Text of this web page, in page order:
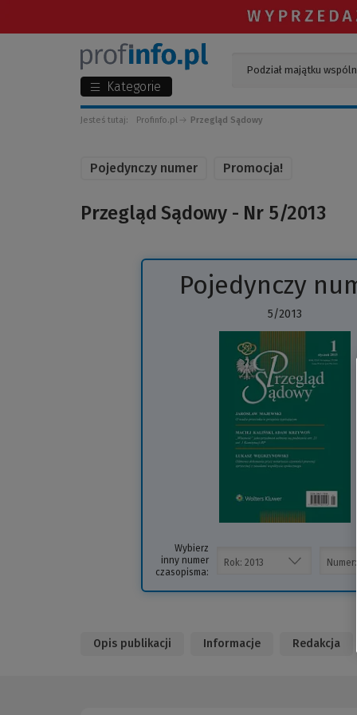
Kategorie
Jesteś tutaj: Profinfo.pl Przegląd Sądowy
Pojedynczy numer Promocja!
Przegląd Sądowy - Nr 5/2013
Pojedynczy
5/2013
Wybierz
inny numer
czasopisma:
Opis publikacji Informacje Redakcja